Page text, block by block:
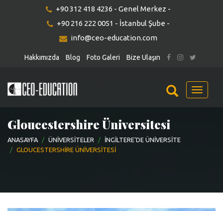
+90 312 418 4236 - Genel Merkez -
+90 216 222 0051 - İstanbul Şube -
info@ceo-education.com
Hakkımızda Blog Foto Galeri Bize Ulaşın
Menu
Gloucestershire Üniversitesi
ANASAYFA ÜNIVERSITELER
İNGILTERE'DE ÜNIVERSITE
GLOUCESTERSHIRE ÜNIVERSITESI